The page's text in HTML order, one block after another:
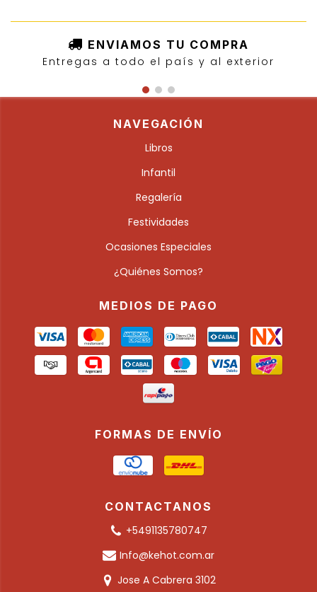
ENVIAMOS TU COMPRA
Entregas a todo el país y al exterior
NAVEGACIÓN
Libros
Infantil
Regalería
Festividades
Ocasiones Especiales
¿Quiénes Somos?
MEDIOS DE PAGO
FORMAS DE ENVÍO
CONTACTANOS
+5491135780747
Info@kehot.com.ar
Jose A Cabrera 3102